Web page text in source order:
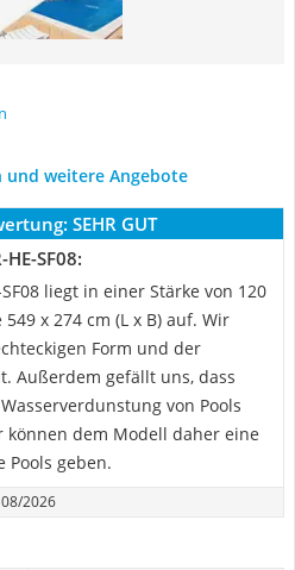
und weitere Angebote
SEHR GUT
SF08:
liegt in einer Stärke von 120
x 274 cm (L x B) auf. Wir
Form und der
Außerdem gefällt uns, dass
von Pools
dem Modell daher eine
Pools geben.
08/2026